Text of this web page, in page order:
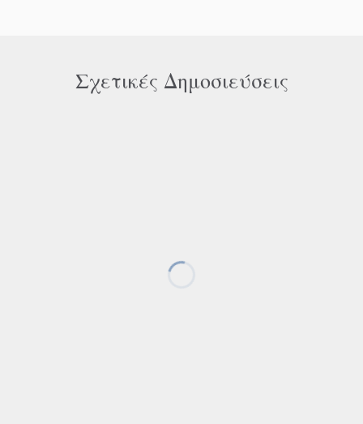
Σχετικές Δημοσιεύσεις